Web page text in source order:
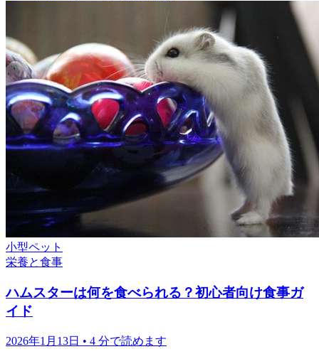
小型ペット
栄養と食事
ハムスターは何を食べられる？初心者向け食事ガ
イド
2026年1月13日 • 4 分で読めます